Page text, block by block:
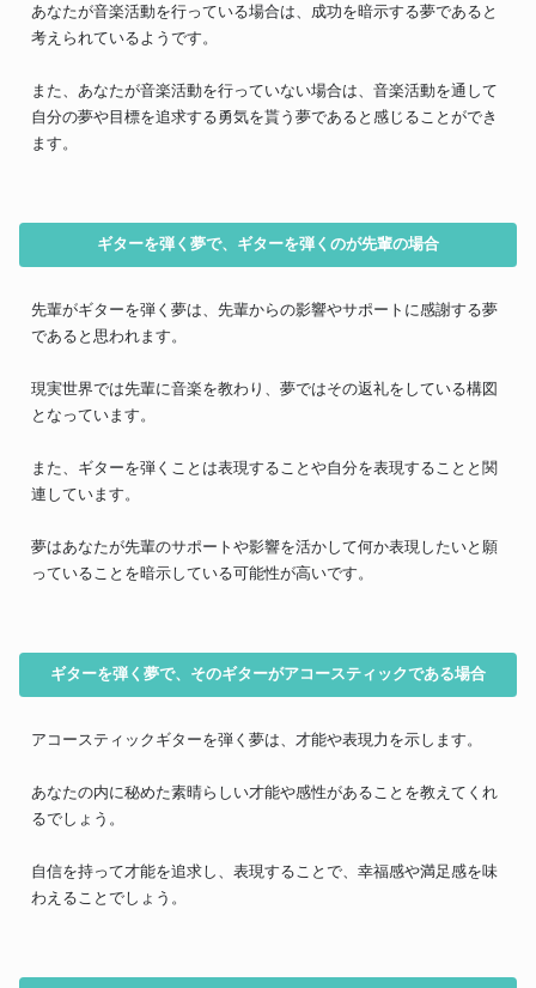
あなたが音楽活動を行っている場合は、成功を暗示する夢であると
考えられているようです。
また、あなたが音楽活動を行っていない場合は、音楽活動を通して
自分の夢や目標を追求する勇気を貰う夢であると感じることができ
ます。
ギターを弾く夢で、ギターを弾くのが先輩の場合
先輩がギターを弾く夢は、先輩からの影響やサポートに感謝する夢
であると思われます。
現実世界では先輩に音楽を教わり、夢ではその返礼をしている構図
となっています。
また、ギターを弾くことは表現することや自分を表現することと関
連しています。
夢はあなたが先輩のサポートや影響を活かして何か表現したいと願
っていることを暗示している可能性が高いです。
ギターを弾く夢で、そのギターがアコースティックである場合
アコースティックギターを弾く夢は、才能や表現力を示します。
あなたの内に秘めた素晴らしい才能や感性があることを教えてくれ
るでしょう。
自信を持って才能を追求し、表現することで、幸福感や満足感を味
わえることでしょう。